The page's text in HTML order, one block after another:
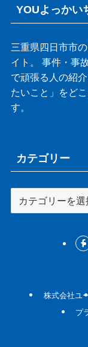
YOUよっかい
三重県四日市市
イト。 事件・事
で頑張る人の紹
たいこと」をど
す。
カテゴリー
テ
株式会社ユ
プ